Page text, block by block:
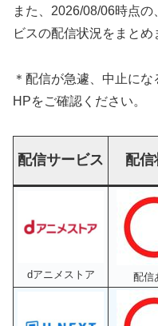
また、2026/08/06時点
ビスの配信状況をまとめ
＊配信が急遽、中止に
HPをご確認ください。
配信サービス 配信
dアニメストア 配信